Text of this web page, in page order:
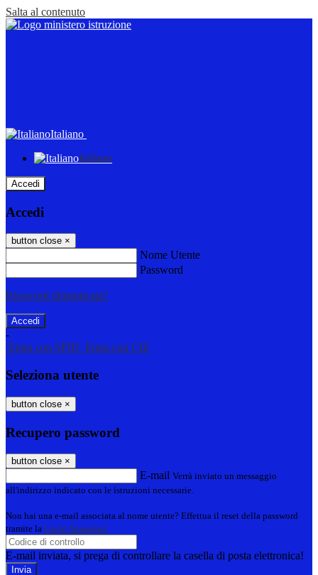
Salta al contenuto
Italiano
Italiano
Accedi
Accedi
button close ×
Nome Utente
Password
Password dimenticata?
-
Entra con SPID Entra con CIE
Seleziona utente
button close ×
Recupero password
button close ×
E-mail Verrà inviato un messaggio
all'indirizzo indicato con le istruzioni necessarie.
Non hai una e-mail associata al nome utente? Effettua il reset della password
tramite la Login Spaggiari
E-mail inviata, si prega di controllare la casella di posta elettronica!